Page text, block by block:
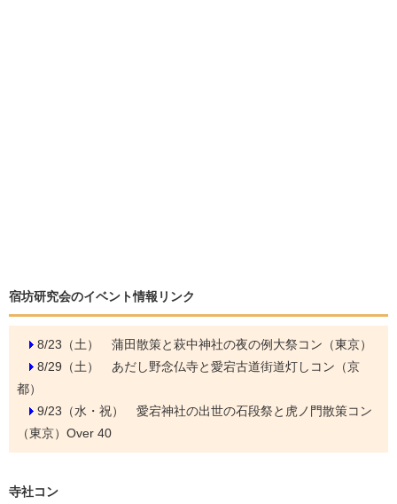
宿坊研究会のイベント情報リンク
8/23（土） 蒲田散策と萩中神社の夜の例大祭コン（東京）
8/29（土） あだし野念仏寺と愛宕古道街道灯しコン（京
都）
9/23（水・祝） 愛宕神社の出世の石段祭と虎ノ門散策コン
（東京）Over 40
寺社コン